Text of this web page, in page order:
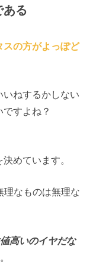
る
スの方がよっぽど
ねするかしない
すよね？
めています。
なものは無理な
高いのイヤだな